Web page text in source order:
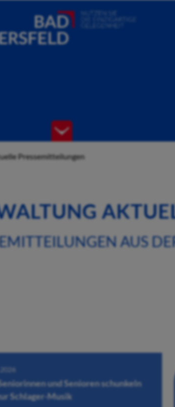
Pressemitteilungen
AUS
und Senioren schunkeln
Schlager-Musik